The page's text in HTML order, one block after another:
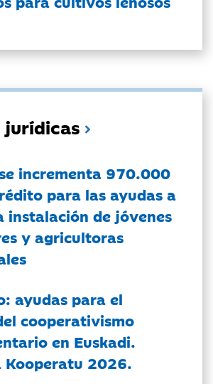
jurídicas
incrementa 970.000
para las ayudas a
instalación de jóvenes
y agricultoras
ayudas para el
cooperativismo
en Euskadi.
Kooperatu 2026.